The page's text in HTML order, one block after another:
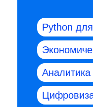
Python